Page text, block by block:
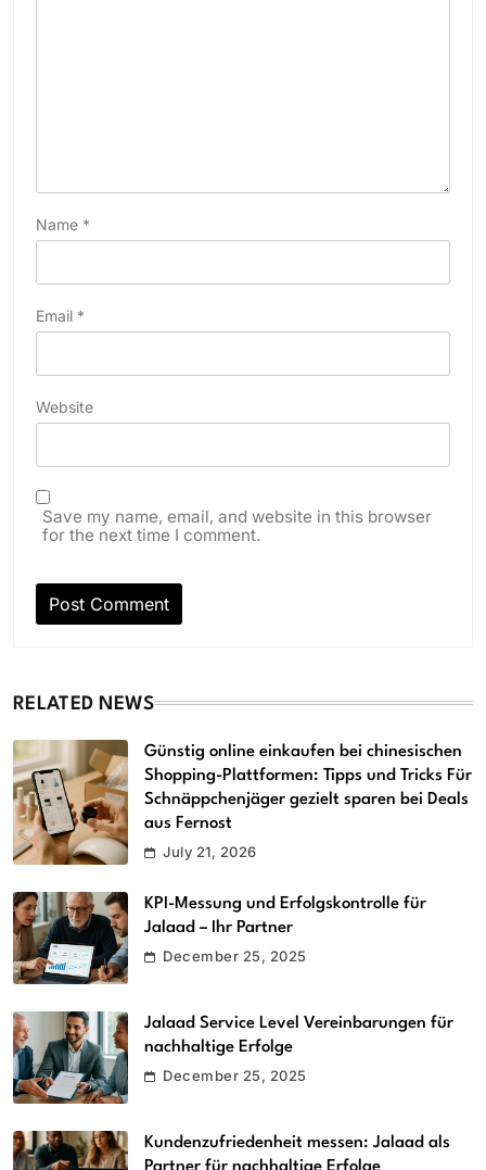
Name *
Email *
Website
Save my name, email, and website in this browser
for the next time I comment.
RELATED NEWS
Günstig online einkaufen bei chinesischen
Shopping-Plattformen: Tipps und Tricks Für
Schnäppchenjäger gezielt sparen bei Deals
aus Fernost
July 21, 2026
KPI-Messung und Erfolgskontrolle für
Jalaad – Ihr Partner
December 25, 2025
Jalaad Service Level Vereinbarungen für
nachhaltige Erfolge
December 25, 2025
Kundenzufriedenheit messen: Jalaad als